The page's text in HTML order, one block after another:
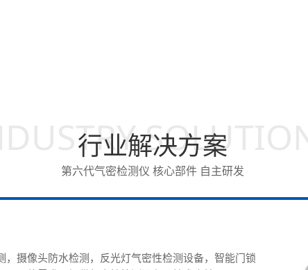
行业解决方案
第六代气密检测仪 核心部件 自主研发
，摄像头防水检测，反光灯气密性检测设备，智能门锁